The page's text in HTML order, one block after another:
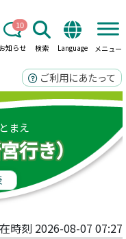
お知らせ
10
検索 Language メニュー
ご利用にあたって
まえ
行き）
時刻 2026-08-07 07:27